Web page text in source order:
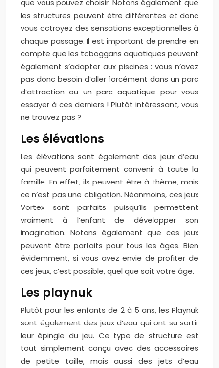
que vous pouvez choisir. Notons également que
les structures peuvent être différentes et donc
vous octroyez des sensations exceptionnelles à
chaque passage. Il est important de prendre en
compte que les toboggans aquatiques peuvent
également s’adapter aux piscines : vous n’avez
pas donc besoin d’aller forcément dans un parc
d’attraction ou un parc aquatique pour vous
essayer à ces derniers ! Plutôt intéressant, vous
ne trouvez pas ?
Les élévations
Les élévations sont également des jeux d’eau
qui peuvent parfaitement convenir à toute la
famille. En effet, ils peuvent être à thème, mais
ce n’est pas une obligation. Néanmoins, ces jeux
Vortex sont parfaits puisqu’ils permettent
vraiment à l’enfant de développer son
imagination. Notons également que ces jeux
peuvent être parfaits pour tous les âges. Bien
évidemment, si vous avez envie de profiter de
ces jeux, c’est possible, quel que soit votre âge.
Les playnuk
Plutôt pour les enfants de 2 à 5 ans, les Playnuk
sont également des jeux d’eau qui ont su sortir
leur épingle du jeu. Ce type de structure est
tout simplement conçu avec des accessoires
de petite taille, mais aussi des jets d’eau